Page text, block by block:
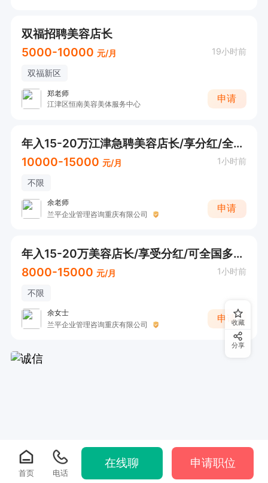
双福招聘美容店长
5000-10000 元/月 19小时前
双福新区
郑老师
江津区恒南美容美体服务中心
申请
年入15-20万江津急聘美容店长/享分红/全国发展
10000-15000 元/月 1小时前
不限
余老师
兰平企业管理咨询重庆有限公司
申请
年入15-20万美容店长/享受分红/可全国多地选/也可家门口工作
8000-15000 元/月 1小时前
不限
余女士
兰平企业管理咨询重庆有限公司
申请收藏
分享
首页 电话
在线聊 申请职位